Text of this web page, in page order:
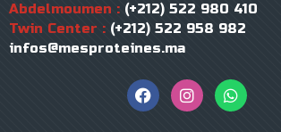
Abdelmoumen : (+212) 522 980 410
Twin Center : (+212) 522 958 982
infos@mesproteines.ma